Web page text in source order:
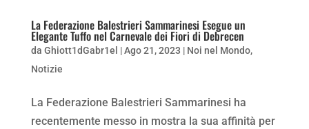
La Federazione Balestrieri Sammarinesi Esegue un
Elegante Tuffo nel Carnevale dei Fiori di Debrecen
da Ghiott1dGabr1el |Ago 21, 2023 | Noi nel Mondo,
Notizie
La Federazione Balestrieri Sammarinesi ha
recentemente messo in mostra la sua affinità per